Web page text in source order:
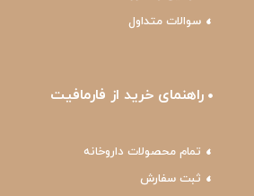
سوالات متداول
راهنمای خرید از فارمافیت
تمام محصولات داروخانه
ثبت سفارش